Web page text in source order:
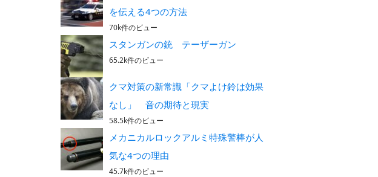
を伝える4つの方法
70k件のビュー
スタンガンの銃 テーザーガン
65.2k件のビュー
クマ対策の新常識「クマよけ鈴は効果
なし」 音の期待と現実
58.5k件のビュー
メカニカルロックアルミ特殊警棒が人
気な4つの理由
45.7k件のビュー